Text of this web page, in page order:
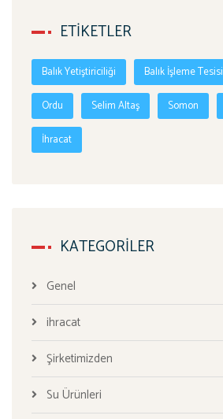
ETIKETLER
Balık Yetiştiriciliği Balık İşleme Tesisi
Ordu Selim Altaş Somon
İhracat
KATEGORILER
Genel
ihracat
Şirketimizden
Su Ürünleri